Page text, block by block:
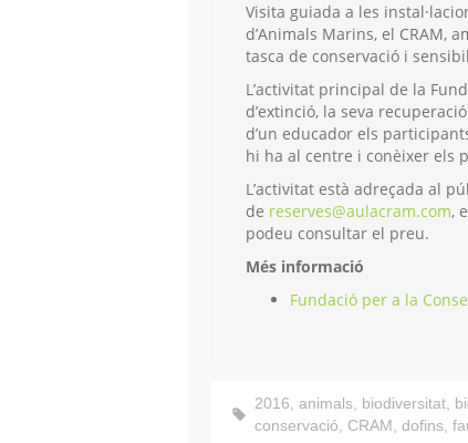
Visita guiada a les
d’Animals Marins, el CRAM,
tasca de conservació i
L’activitat principal de la
d’extinció, la seva
d’un educador els
hi ha al centre i conèixer els
L’activitat està adreçada al
de reserves@aulacram.com,
podeu consultar el preu.
Més informació
Fundació per a la
2016, animals, biodiversitat,
conservació, CRAM, dofins,